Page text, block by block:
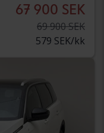
67 900 SEK
69 900 SEK
579 SEK/kk